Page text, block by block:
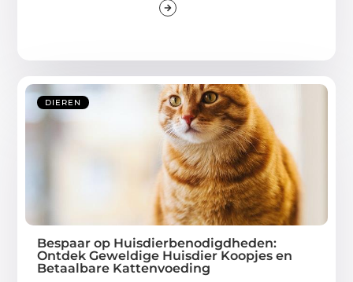
DIEREN
Bespaar op Huisdierbenodigdheden:
Ontdek Geweldige Huisdier Koopjes en
Betaalbare Kattenvoeding